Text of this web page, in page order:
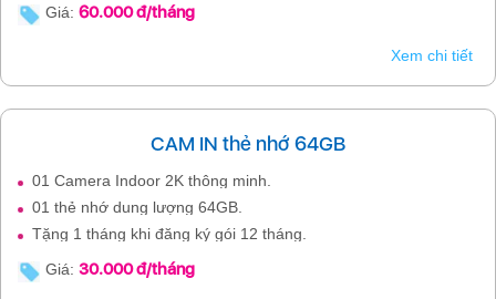
Giá: 60.000 đ/tháng
Xem chi tiết
CAM IN thẻ nhớ 64GB
01 Camera Indoor 2K thông minh.
01 thẻ nhớ dung lượng 64GB.
Tặng 1 tháng khi đăng ký gói 12 tháng.
Giá: 30.000 đ/tháng